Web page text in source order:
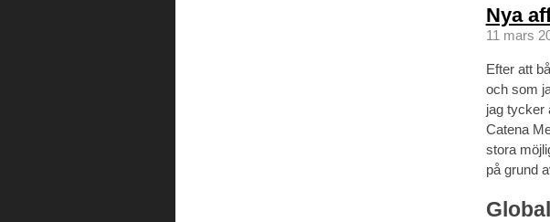
Nya
11 mars
Efter att
och som
jag tycker
Catena
stora
på grund